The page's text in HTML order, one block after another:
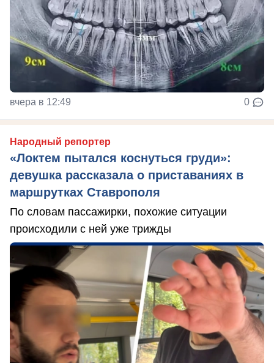
вчера в 12:49 0
Народный репортер
«Локтем пытался коснуться груди»:
девушка рассказала о приставаниях в
маршрутках Ставрополя
По словам пассажирки, похожие ситуации
происходили с ней уже трижды